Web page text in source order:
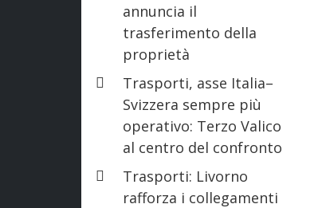
annuncia il
trasferimento della
proprietà
Trasporti, asse Italia–
Svizzera sempre più
operativo: Terzo Valico
al centro del confronto
Trasporti: Livorno
rafforza i collegamenti